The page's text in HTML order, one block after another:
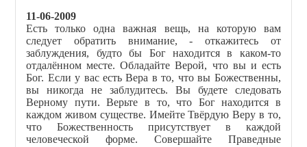
11-06-2009
Есть только одна важная вещь, на которую вам
следует обратить внимание, - откажитесь от
заблуждения, будто бы Бог находится в каком-то
отдалённом месте. Обладайте Верой, что вы и есть
Бог. Если у вас есть Вера в то, что вы Божественны,
вы никогда не заблудитесь. Вы будете следовать
Верному пути. Верьте в то, что Бог находится в
каждом живом существе. Имейте Твёрдую Веру в то,
что Божественность присутствует в каждой
человеческой форме. Совершайте Праведные